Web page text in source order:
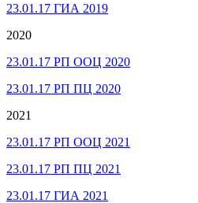
23.01.17 ГИА 2019
2020
23.01.17 РП ООЦ 2020
23.01.17 РП ПЦ 2020
2021
23.01.17 РП ООЦ 2021
23.01.17 РП ПЦ 2021
23.01.17 ГИА 2021